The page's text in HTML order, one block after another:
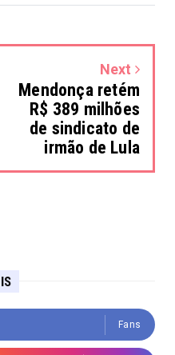
Next
Mendonça retém
R$ 389 milhões
de sindicato de
irmão de Lula
Fans